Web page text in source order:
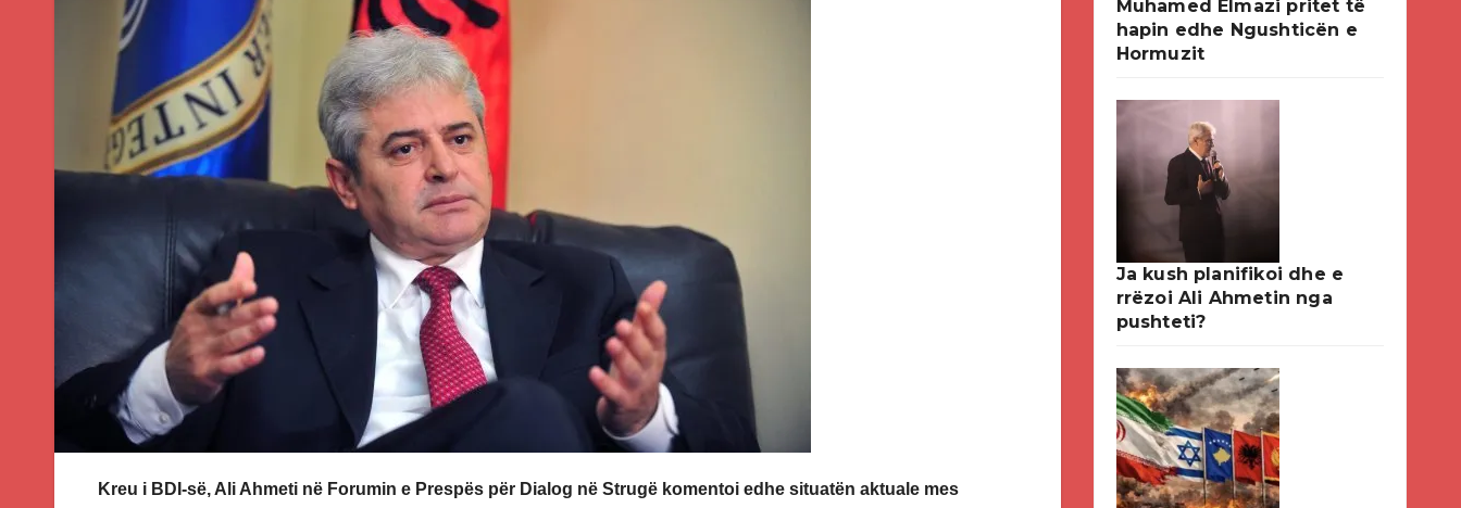
Kreu i BDI-së, Ali Ahmeti në Forumin e Prespës për Dialog në Strugë komentoi edhe situatën aktuale mes
Muhamed Elmazi pritet të
hapin edhe Ngushticën e
Hormuzit
Ja kush planifikoi dhe e
rrëzoi Ali Ahmetin nga
pushteti?